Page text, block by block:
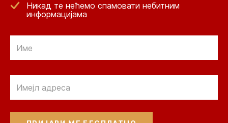
Никад те нећемо спамовати небитним
информацијама